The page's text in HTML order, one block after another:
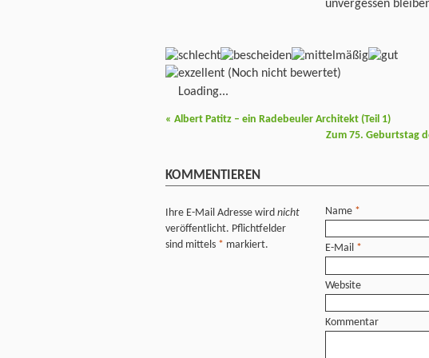
unvergessen
(Noch nicht bewertet)
Loading...
« Albert Patitz – ein Radebeuler Architekt (Teil 1)
Zum 75. Geburtstag
KOMMENTIEREN
Ihre E-Mail Adresse wird nicht
veröffentlicht. Pflichtfelder
sind mittels * markiert.
Name *
E-Mail *
Website
Kommentar